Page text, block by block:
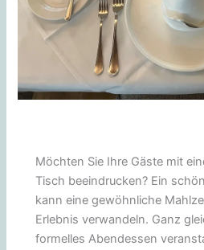
Möchten Sie Ihre Gäste mit
Tisch beeindrucken? Ein
kann eine gewöhnliche
Erlebnis verwandeln. Ganz
formelles Abendessen